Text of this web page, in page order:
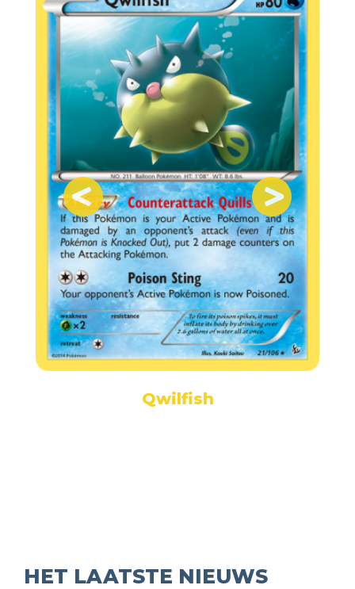
Qwilfish
HET LAATSTE NIEUWS